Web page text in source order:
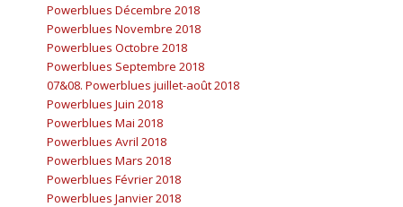
Powerblues Décembre 2018
Powerblues Novembre 2018
Powerblues Octobre 2018
Powerblues Septembre 2018
07&08. Powerblues juillet-août 2018
Powerblues Juin 2018
Powerblues Mai 2018
Powerblues Avril 2018
Powerblues Mars 2018
Powerblues Février 2018
Powerblues Janvier 2018